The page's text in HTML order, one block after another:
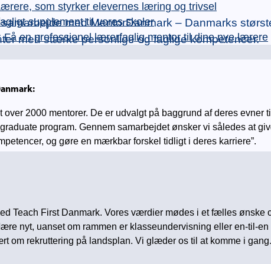
som styrker elevernes læring og trivsel
supplement til vores skoler
en professionel lærerfaglig mentor til dine nye lærere
med MentorDanmark – Danmarks
med stærke personlige og faglige kompetencer.
2000 mentorer. De er udvalgt på baggrund af deres
program. Gennem samarbejdet ønsker vi således at
og gøre en mærkbar forskel tidligt i deres karriere”.
Teach First Danmark. Vores værdier mødes i et fælles
nyt, uanset om rammen er klasseundervisning eller en-til-
om rekruttering på landsplan. Vi glæder os til at komme i